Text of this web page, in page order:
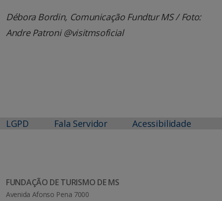
Débora Bordin, Comunicação Fundtur MS / Foto:
Andre Patroni @visitmsoficial
LGPD Fala Servidor Acessibilidade
FUNDAÇÃO DE TURISMO DE MS
Avenida Afonso Pena 7000